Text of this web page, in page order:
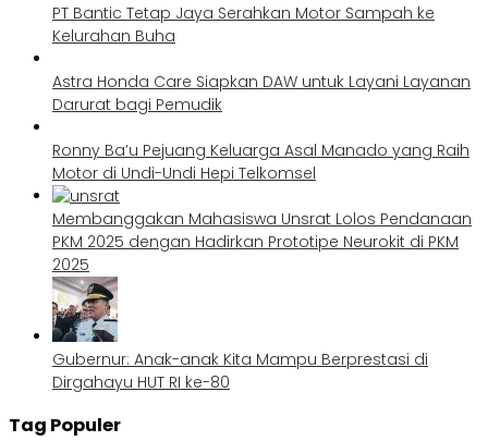
PT Bantic Tetap Jaya Serahkan Motor Sampah ke
Kelurahan Buha
Astra Honda Care Siapkan DAW untuk Layani Layanan
Darurat bagi Pemudik
Ronny Ba’u Pejuang Keluarga Asal Manado yang Raih
Motor di Undi-Undi Hepi Telkomsel
Membanggakan Mahasiswa Unsrat Lolos Pendanaan
PKM 2025 dengan Hadirkan Prototipe Neurokit di PKM
2025
Gubernur: Anak-anak Kita Mampu Berprestasi di
Dirgahayu HUT RI ke-80
Tag Populer